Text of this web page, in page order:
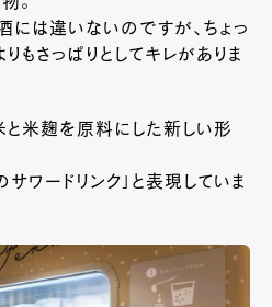
には違いないのですが、ちょっ
もさっぱりとしてキレがありま
と米麹を原料にした新しい形
ワードリンク」と表現していま